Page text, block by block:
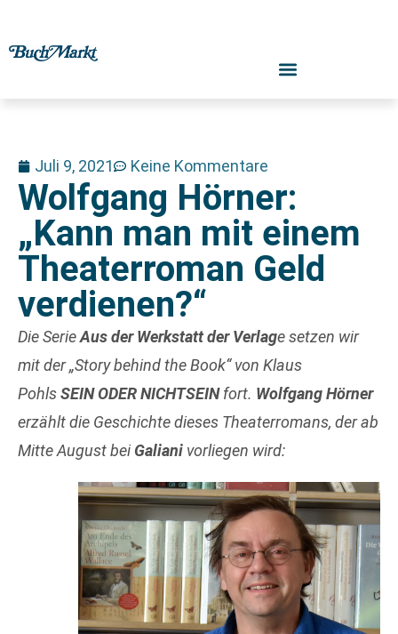
Juli 9, 2021 Keine Kommentare
Wolfgang Hörner:
„Kann man mit einem
Theaterroman Geld
verdienen?“
Die SerieAus der Werkstatt der Verlage setzen wir
mit der „Story behind the Book“ von Klaus
PohlsSEIN ODER NICHTSEINfort. Wolfgang Hörner
erzählt die Geschichte dieses Theaterromans, der ab
Mitte August beiGaliani vorliegen wird: